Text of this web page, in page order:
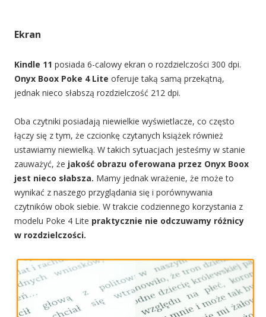
Ekran
Kindle 11 posiada 6-calowy ekran o rozdzielczości 300 dpi.
Onyx Boox Poke 4 Lite oferuje taką samą przekątną,
jednak nieco słabszą rozdzielczość 212 dpi.
Oba czytniki posiadają niewielkie wyświetlacze, co często
łączy się z tym, że czcionkę czytanych książek również
ustawiamy niewielką. W takich sytuacjach jesteśmy w stanie
zauważyć, że jakość obrazu oferowana przez Onyx Boox
jest nieco słabsza. Mamy jednak wrażenie, że może to
wynikać z naszego przyglądania się i porównywania
czytników obok siebie. W trakcie codziennego korzystania z
modelu Poke 4 Lite praktycznie nie odczuwamy różnicy
w rozdzielczości.